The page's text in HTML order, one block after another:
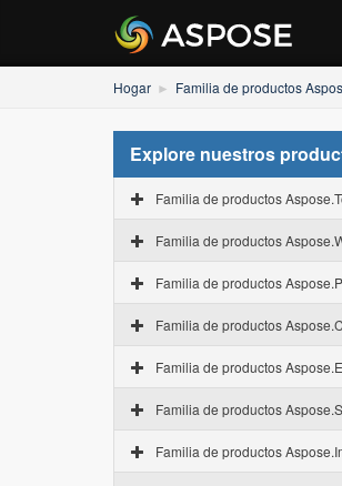
Hogar Familia de productos
Explore nuestros
Familia de productos
Familia de productos
Familia de productos
Familia de productos
Familia de productos
Familia de productos
Familia de productos